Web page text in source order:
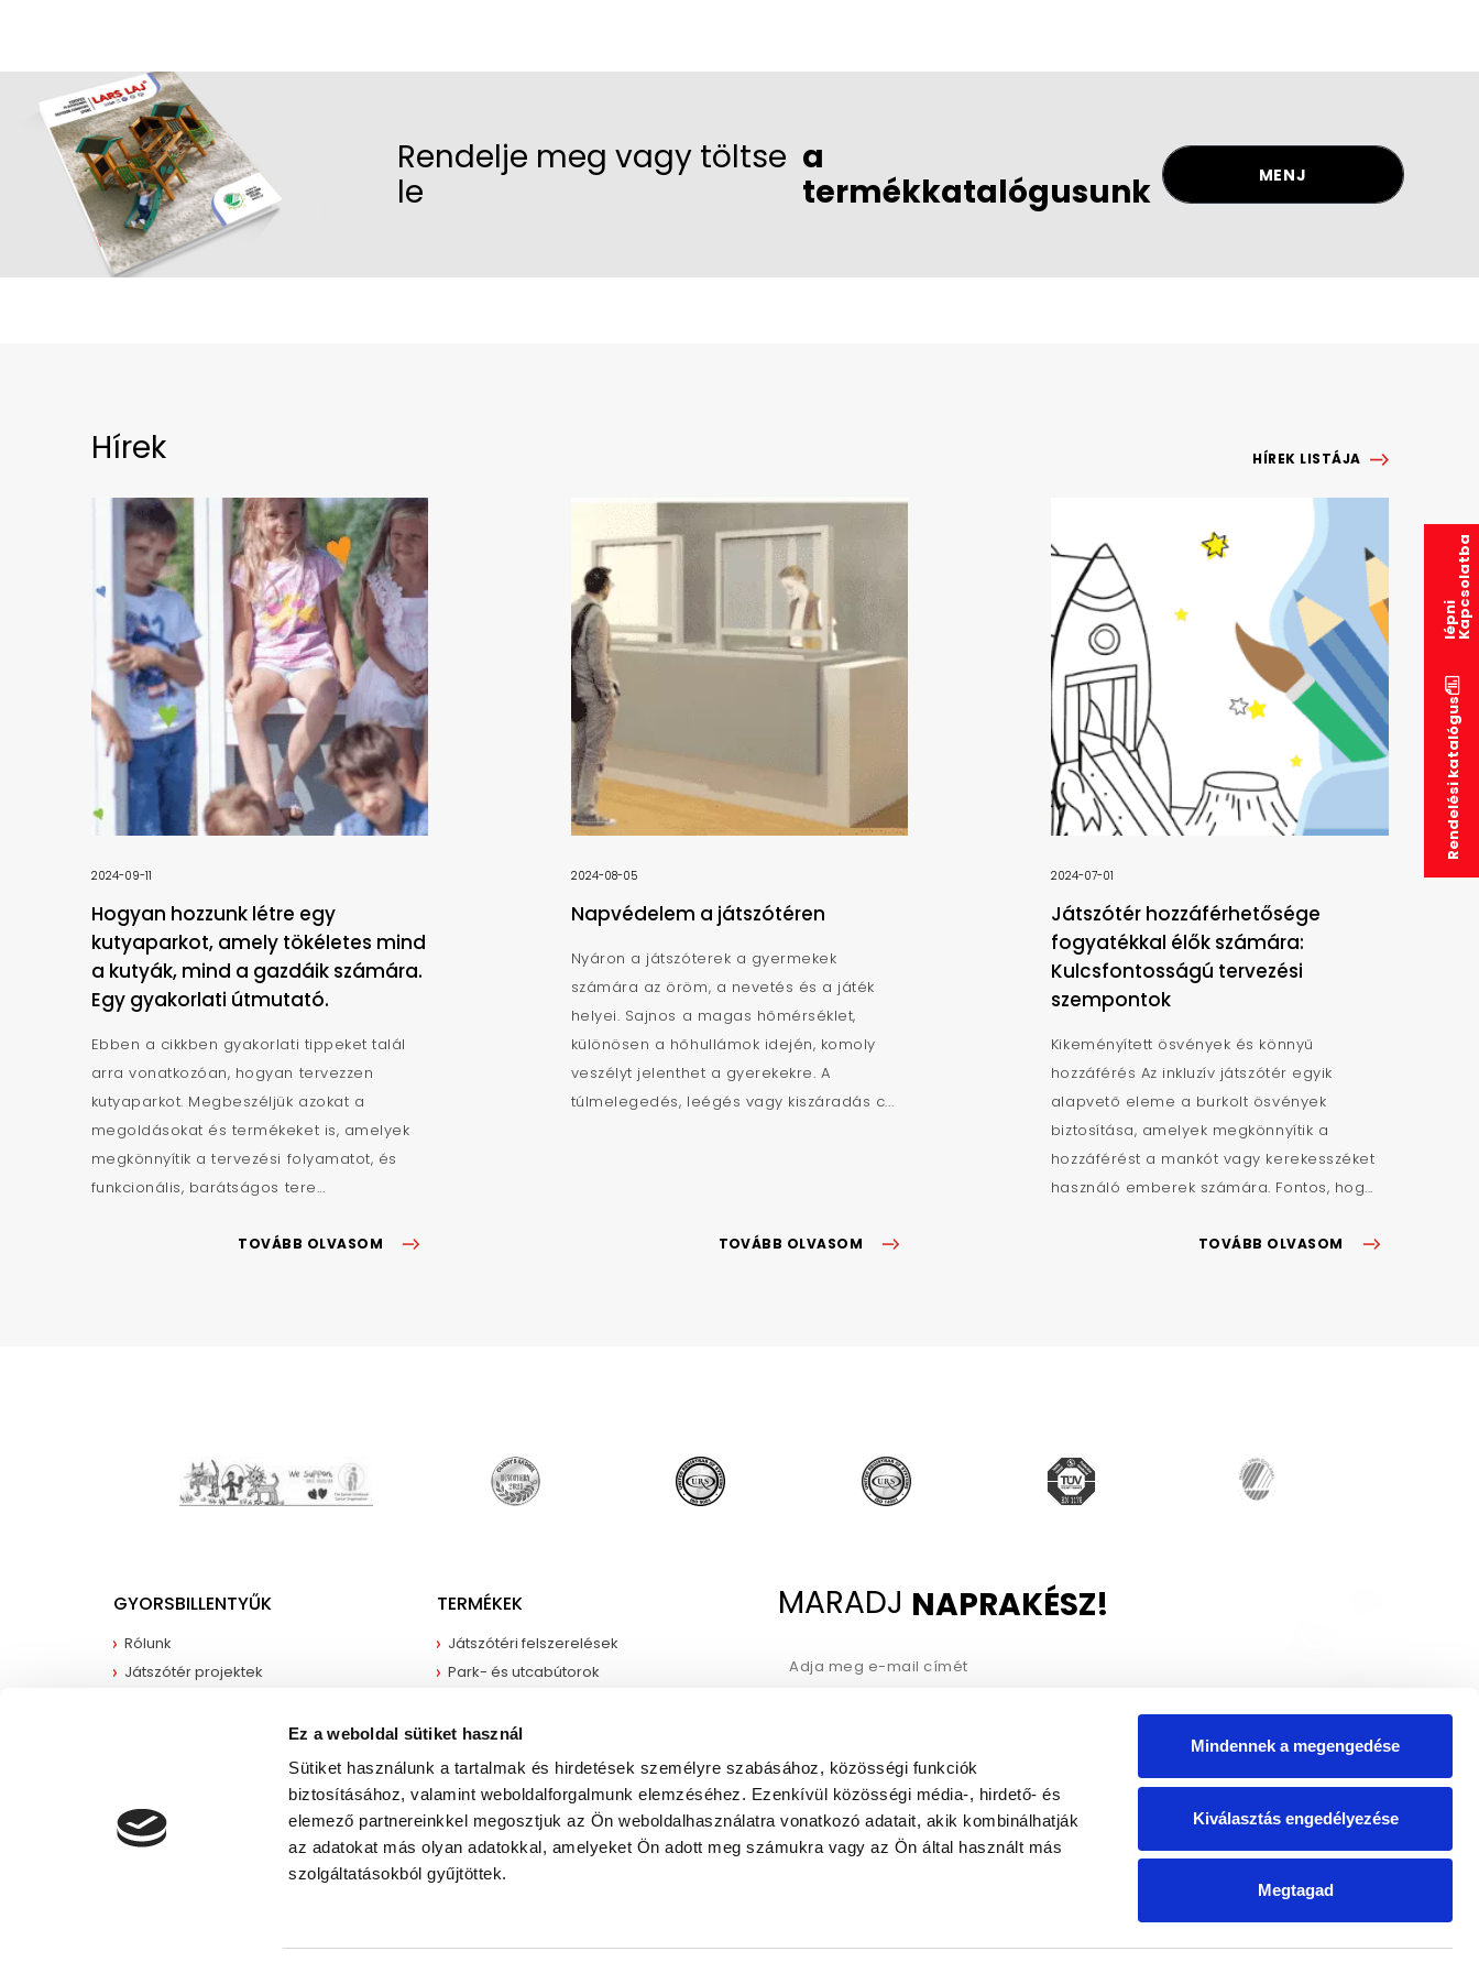
Ez a weboldal sütiket használ
Sütiket használunk a tartalmak és hirdetések személyre szabásához, közösségi funkciók
biztosításához, valamint weboldalforgalmunk elemzéséhez. Ezenkívül közösségi média-, hirdető- és
elemező partnereinkkel megosztjuk az Ön weboldalhasználatra vonatkozó adatait, akik kombinálhatják
az adatokat más olyan adatokkal, amelyeket Ön adott meg számukra vagy az Ön által használt más
szolgáltatásokból gyűjtöttek.
Mindennek a megengedése
Kiválasztás engedélyezése
Megtagad
Rendelési katalógus
K
a
p
cs
o
l
a
t
b
a
l
é
p
n
i
Rendelje meg vagy töltse
le
a
termékkatalógusunk
MENJ
Hírek HÍREK LISTÁJA
2024-09-11
Hogyan hozzunk létre egy
kutyaparkot, amely tökéletes mind
a kutyák, mind a gazdáik számára.
Egy gyakorlati útmutató.
Ebben a cikkben gyakorlati tippeket talál
arra vonatkozóan, hogyan tervezzen
kutyaparkot. Megbeszéljük azokat a
megoldásokat és termékeket is, amelyek
megkönnyítik a tervezési folyamatot, és
funkcionális, barátságos tere...
TOVÁBB OLVASOM
2024-08-05
Napvédelem a játszótéren
Nyáron a játszóterek a gyermekek
számára az öröm, a nevetés és a játék
helyei. Sajnos a magas hőmérséklet,
különösen a hőhullámok idején, komoly
veszélyt jelenthet a gyerekekre. A
túlmelegedés, leégés vagy kiszáradás c...
TOVÁBB OLVASOM
2024-07-01
Játszótér hozzáférhetősége
fogyatékkal élők számára:
Kulcsfontosságú tervezési
szempontok
Kikeményített ösvények és könnyű
hozzáférés Az inkluzív játszótér egyik
alapvető eleme a burkolt ösvények
biztosítása, amelyek megkönnyítik a
hozzáférést a mankót vagy kerekesszéket
használó emberek számára. Fontos, hog...
TOVÁBB OLVASOM
GYORSBILLENTYŰK
Rólunk
Játszótér projektek
Konfiguráld a saját játszóteredet
TERMÉKEK
Játszótéri felszerelések
Park- és utcabútorok
Burkolat
MARADJ NAPRAKÉSZ!